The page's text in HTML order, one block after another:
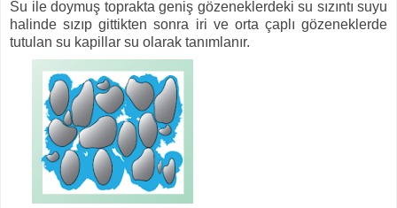
Su ile doymuş toprakta geniş gözeneklerdeki su sızıntı suyu
halinde sızıp gittikten sonra iri ve orta çaplı gözeneklerde
tutulan su kapillar su olarak tanımlanır.